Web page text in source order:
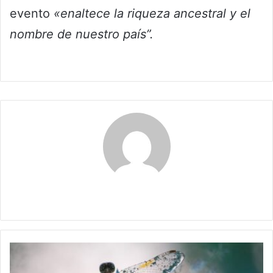
evento «enaltece la riqueza ancestral y el
nombre de nuestro país”.